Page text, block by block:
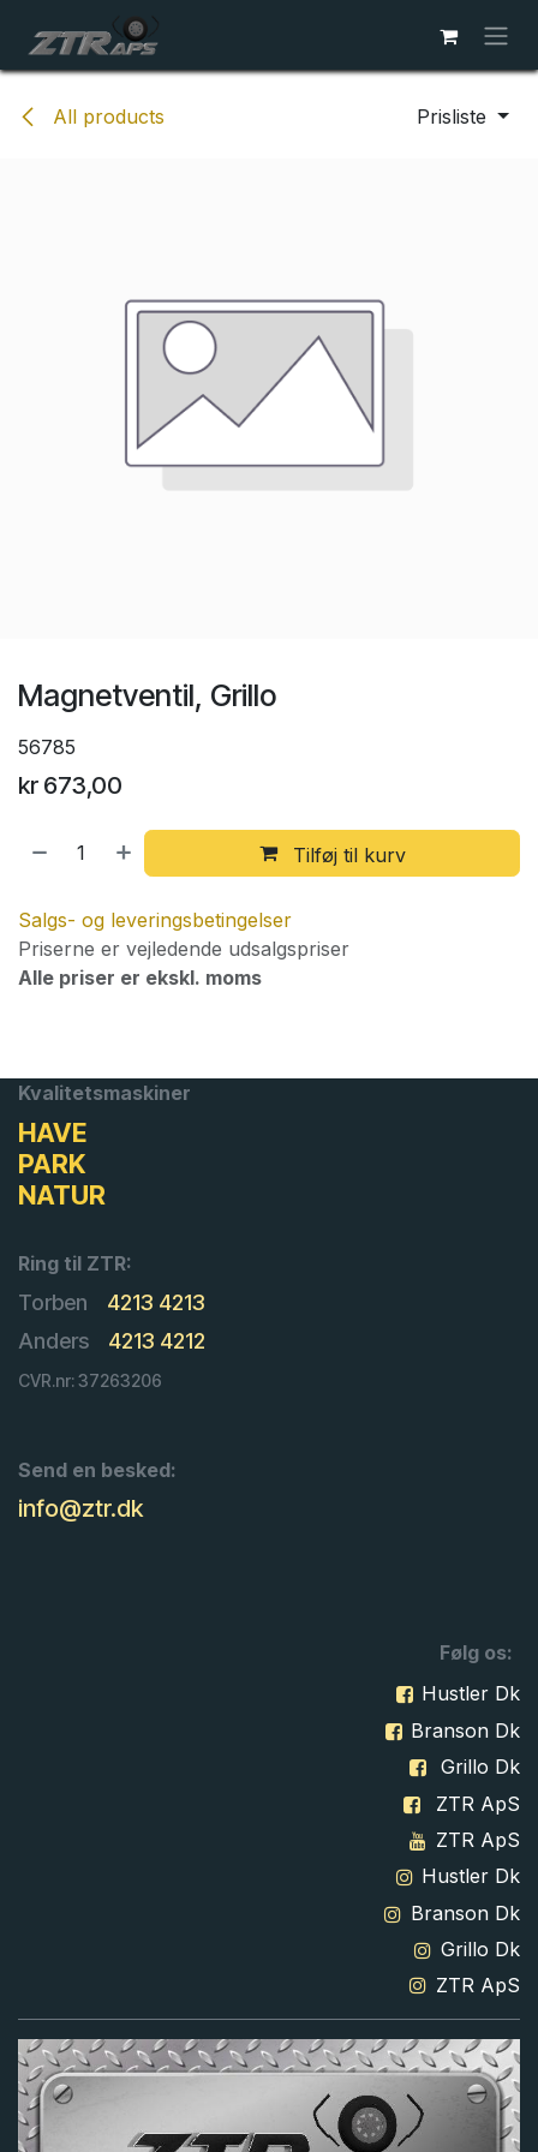
All products Prisliste
Magnetventil, Grillo
56785
kr 673,00
Tilføj til kurv
Salgs- og leveringsbetingelser
Priserne er vejledende udsalgspriser
Alle priser er ekskl. moms
Kvalitetsmaskiner
HAVE
PARK
NATUR
Ring til ZTR:
Torben
4213 4213
Anders
4213 4212
CVR.nr: 37263206
Send en besked:
info@ztr.dk
Følg os:
Hustler Dk
Branson Dk
Grillo Dk
ZTR ApS
ZTR ApS
Hustler Dk
Branson Dk
Grillo Dk
ZTR ApS